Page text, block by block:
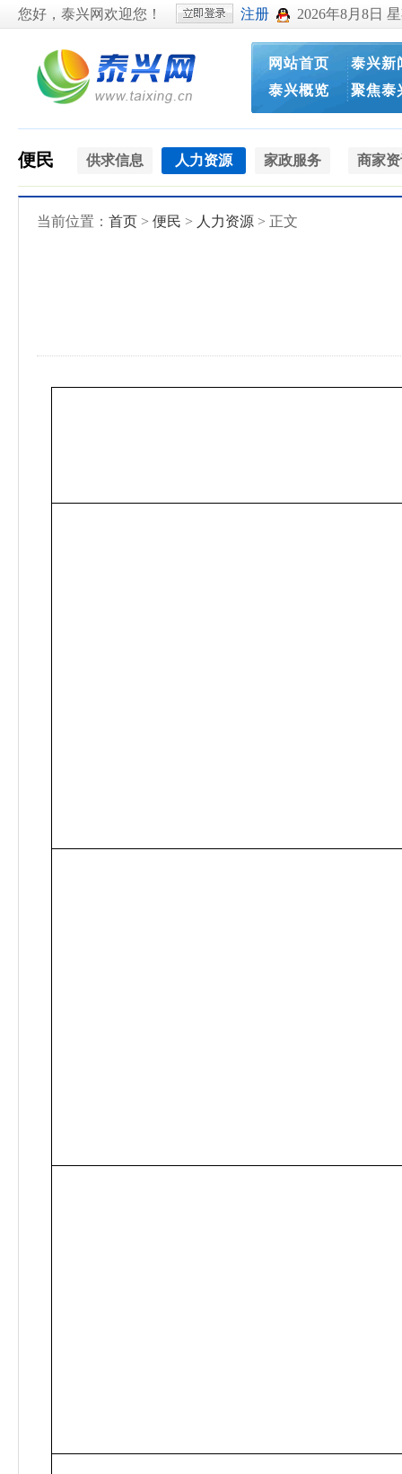
您好，泰兴网欢迎您！ 注册 2026年8月8日
网站首页
泰兴概览
泰兴新
聚焦泰
便民 供求信息 人力资源 家政服务 商家
当前位置： 首页 > 便民 > 人力资源 > 正文